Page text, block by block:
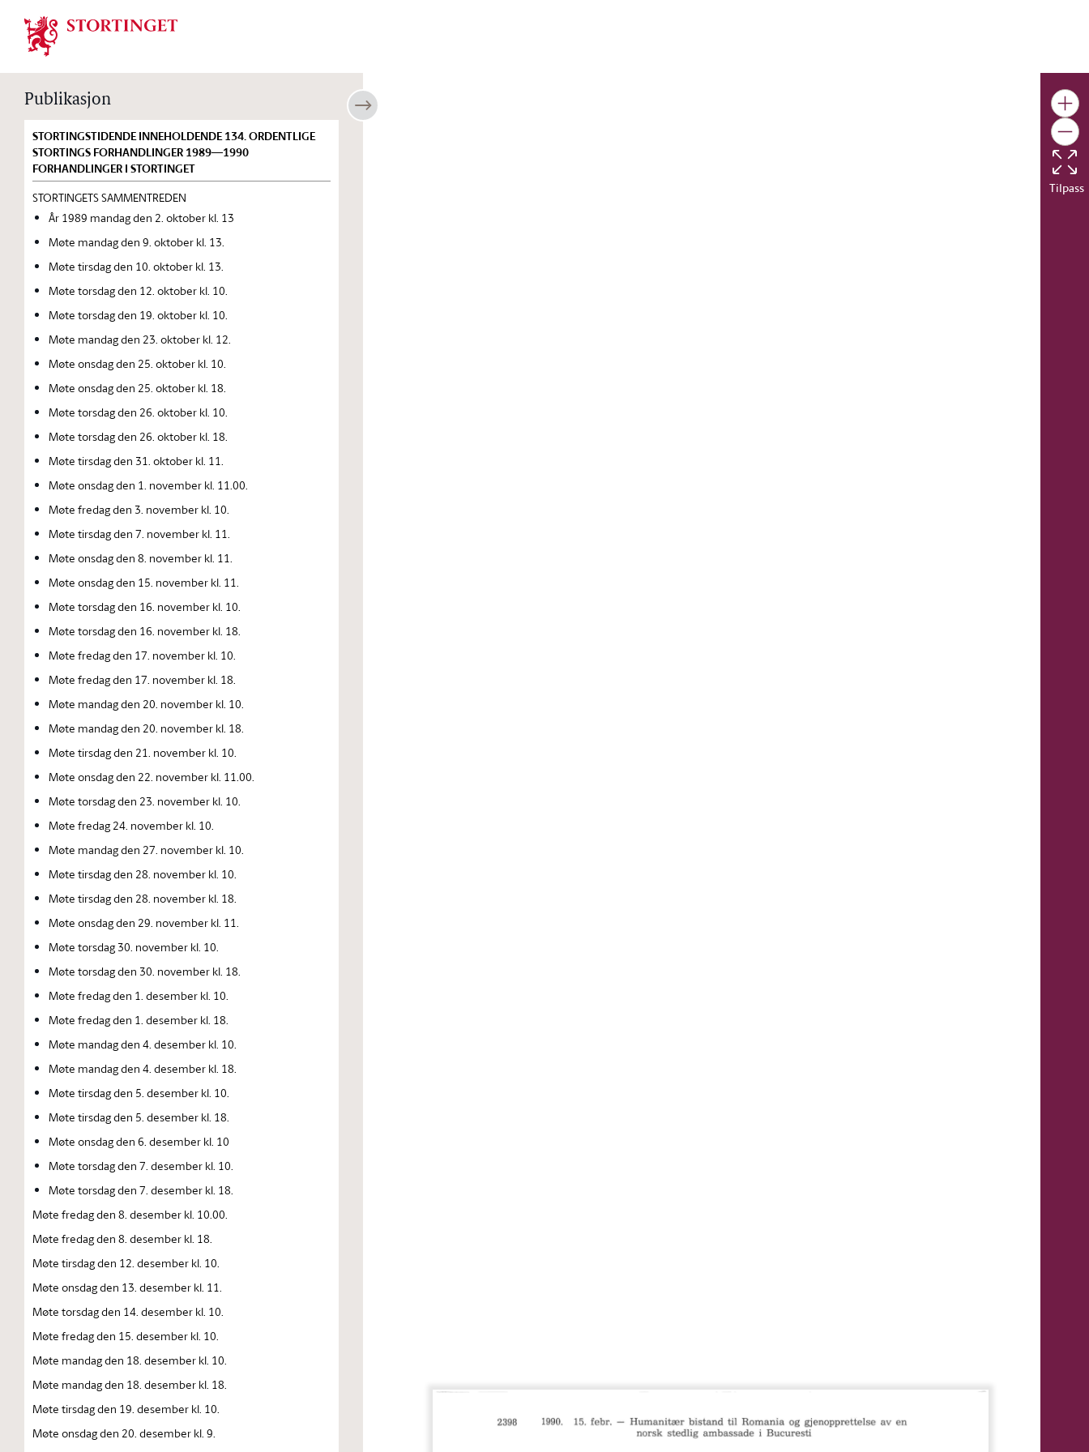
Stortinget.no
Publikasjon
STORTINGSTIDENDE INNEHOLDENDE 134. ORDENTLIGE
STORTINGS FORHANDLINGER 1989—1990
FORHANDLINGER I STORTINGET
STORTINGETS SAMMENTREDEN
År 1989 mandag den 2. oktober kl. 13
Møte mandag den 9. oktober kl. 13.
Møte tirsdag den 10. oktober kl. 13.
Møte torsdag den 12. oktober kl. 10.
Møte torsdag den 19. oktober kl. 10.
Møte mandag den 23. oktober kl. 12.
Møte onsdag den 25. oktober kl. 10.
Møte onsdag den 25. oktober kl. 18.
Møte torsdag den 26. oktober kl. 10.
Møte torsdag den 26. oktober kl. 18.
Møte tirsdag den 31. oktober kl. 11.
Møte onsdag den 1. november kl. 11.00.
Møte fredag den 3. november kl. 10.
Møte tirsdag den 7. november kl. 11.
Møte onsdag den 8. november kl. 11.
Møte onsdag den 15. november kl. 11.
Møte torsdag den 16. november kl. 10.
Møte torsdag den 16. november kl. 18.
Møte fredag den 17. november kl. 10.
Møte fredag den 17. november kl. 18.
Møte mandag den 20. november kl. 10.
Møte mandag den 20. november kl. 18.
Møte tirsdag den 21. november kl. 10.
Møte onsdag den 22. november kl. 11.00.
Møte torsdag den 23. november kl. 10.
Møte fredag 24. november kl. 10.
Møte mandag den 27. november kl. 10.
Møte tirsdag den 28. november kl. 10.
Møte tirsdag den 28. november kl. 18.
Møte onsdag den 29. november kl. 11.
Møte torsdag 30. november kl. 10.
Møte torsdag den 30. november kl. 18.
Møte fredag den 1. desember kl. 10.
Møte fredag den 1. desember kl. 18.
Møte mandag den 4. desember kl. 10.
Møte mandag den 4. desember kl. 18.
Møte tirsdag den 5. desember kl. 10.
Møte tirsdag den 5. desember kl. 18.
Møte onsdag den 6. desember kl. 10
Møte torsdag den 7. desember kl. 10.
Møte torsdag den 7. desember kl. 18.
Møte fredag den 8. desember kl. 10.00.
Møte fredag den 8. desember kl. 18.
Møte tirsdag den 12. desember kl. 10.
Møte onsdag den 13. desember kl. 11.
Møte torsdag den 14. desember kl. 10.
Møte fredag den 15. desember kl. 10.
Møte mandag den 18. desember kl. 10.
Møte mandag den 18. desember kl. 18.
Møte tirsdag den 19. desember kl. 10.
Møte onsdag den 20. desember kl. 9.